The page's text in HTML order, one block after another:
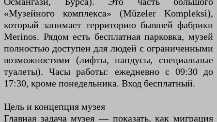
«Музейного комплекса» (Müzeler Kompleksi),
который занимает территорию бывшей фабрики
Merinos. Рядом есть бесплатная парковка, музей
полностью доступен для людей с ограниченными
возможностями (лифты, пандусы, специальные
туалеты). Часы работы: ежедневно с 09:30 до
17:30, кроме понедельника. Вход бесплатный.
Цель и концепция музея
Главная задача музея — показать, как миграция